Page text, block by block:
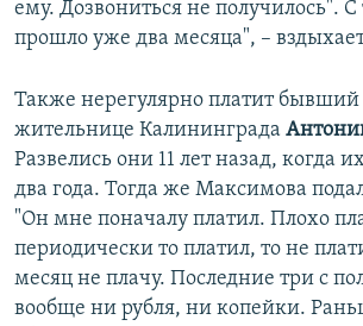
ему. Дозвониться не получилось". С
прошло уже два месяца", –
Также нерегулярно платит
жительнице Калининграда
Развелись они 11 лет назад, когда
два года. Тогда же Максимова
"Он мне поначалу платил. Плохо
периодически то платил, то не
месяц не плачу. Последние три с
вообще ни рубля, ни копейки.